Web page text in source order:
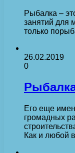
Рыбалка –
занятий для
только
26.02.2019
0
Его еще
громадных
Как и любой